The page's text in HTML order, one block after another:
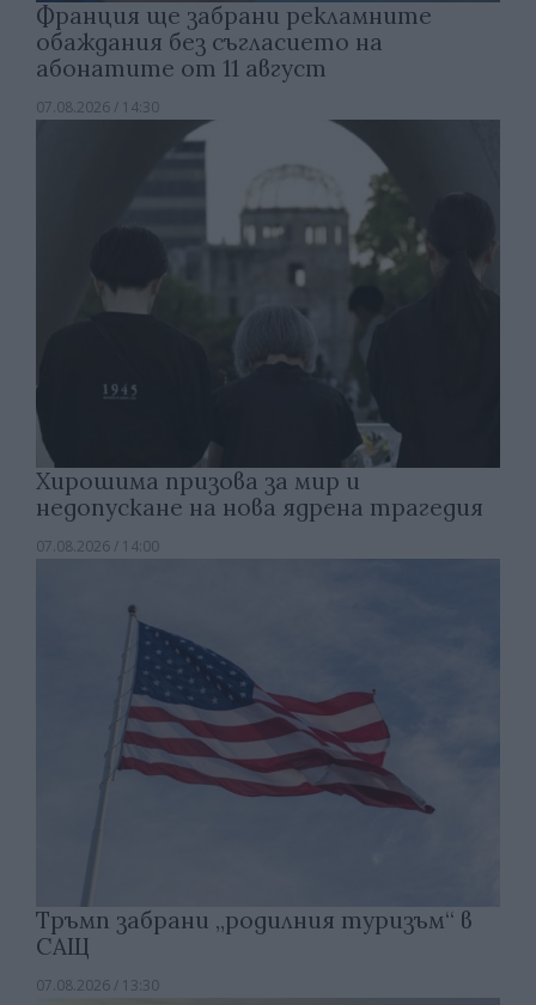
Франция ще забрани рекламните
обаждания без съгласието на
абонатите от 11 август
07.08.2026 / 14:30
Хирошима призова за мир и
недопускане на нова ядрена трагедия
07.08.2026 / 14:00
Тръмп забрани „родилния туризъм“ в
САЩ
07.08.2026 / 13:30